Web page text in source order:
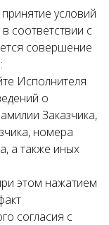
условий
соответствии с
совершение
Исполнителя
о
Заказчика,
номера
а также иных
этом нажатием
согласия с